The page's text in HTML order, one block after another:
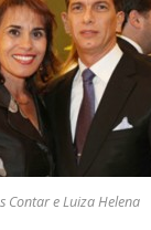
Contar e Luiza Helena